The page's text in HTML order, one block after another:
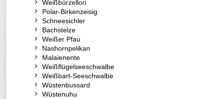
Weißbürzellori
Polar-Birkenzeisig
Schneesichler
Bachstelze
Weißer Pfau
Nashornpelikan
Malaienente
Weißflügelseeschwalbe
Weißbart-Seeschwalbe
Wüstenbussard
Wüstenuhu